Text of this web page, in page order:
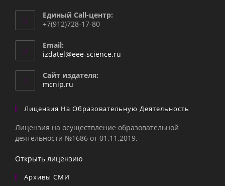
Единый Call-центр:
+7(912)728-17-80
Email:
izdatel@eee-science.ru
Сайт издателя:
mcnip.ru
Лицензия На Образовательную Деятельность
Лицензия на осуществление образовательной
деятельности №1686 от 01.11.2019.
Открыть лицензию
Архивы СМИ